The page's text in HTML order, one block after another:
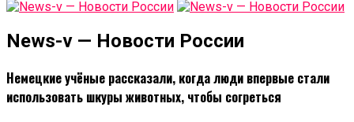
News-v — Новости России
Немецкие учёные рассказали, когда люди впервые стали
использовать шкуры животных, чтобы согреться